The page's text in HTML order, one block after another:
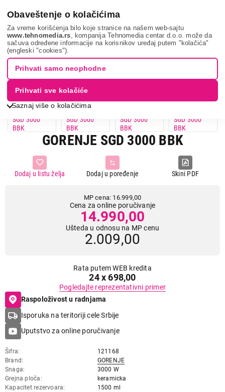
Obaveštenje o kolačićima
Za vreme korišćenja bilo koje stranice na našem web-sajtu
www.tehnomedia.rs , kompanija Tehnomedia centar d.o.o. može da
sačuva određene informacije na korisnikov uređaj putem "kolačića"
(engleski "cookies").
Saznaj više o kolačićima
Prihvati samo neophodne
Prihvati sve kolačiće
Mali kućni aparati Pegle Parne stanice Gorenje sgd 300...
GORENJE SGD 3000 BBK
Skini PDF
Dodaj u poređenje
Dodaj u listu želja
MP cena: 16.999,00
Cena za online poručivanje
14.990,00
Ušteda u odnosu na MP cenu
2.009,00
Rata putem WEB kredita
24 x 698,00
Pogledajte reprezentativni primer
Raspoloživost u radnjama
Isporuka na teritoriji cele Srbije
Uputstvo za online poručivanje
Šifra
121168
Brand
GORENJE
Snaga
3000 W
Grejna ploča
keramicka
Kapacitet rezervoara
1500 ml